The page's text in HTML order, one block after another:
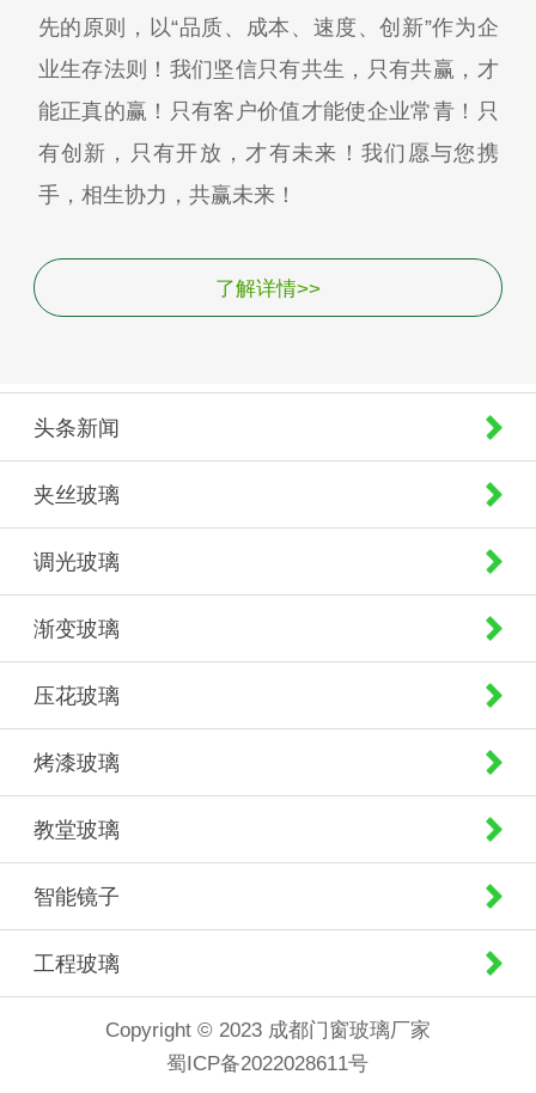
先的原则，以“品质、成本、速度、创新”作为企
业生存法则！我们坚信只有共生，只有共赢，才
能正真的赢！只有客户价值才能使企业常青！只
有创新，只有开放，才有未来！我们愿与您携
手，相生协力，共赢未来！
了解详情>>
头条新闻
夹丝玻璃
调光玻璃
渐变玻璃
压花玻璃
烤漆玻璃
教堂玻璃
智能镜子
工程玻璃
Copyright © 2023 成都门窗玻璃厂家
蜀ICP备2022028611号